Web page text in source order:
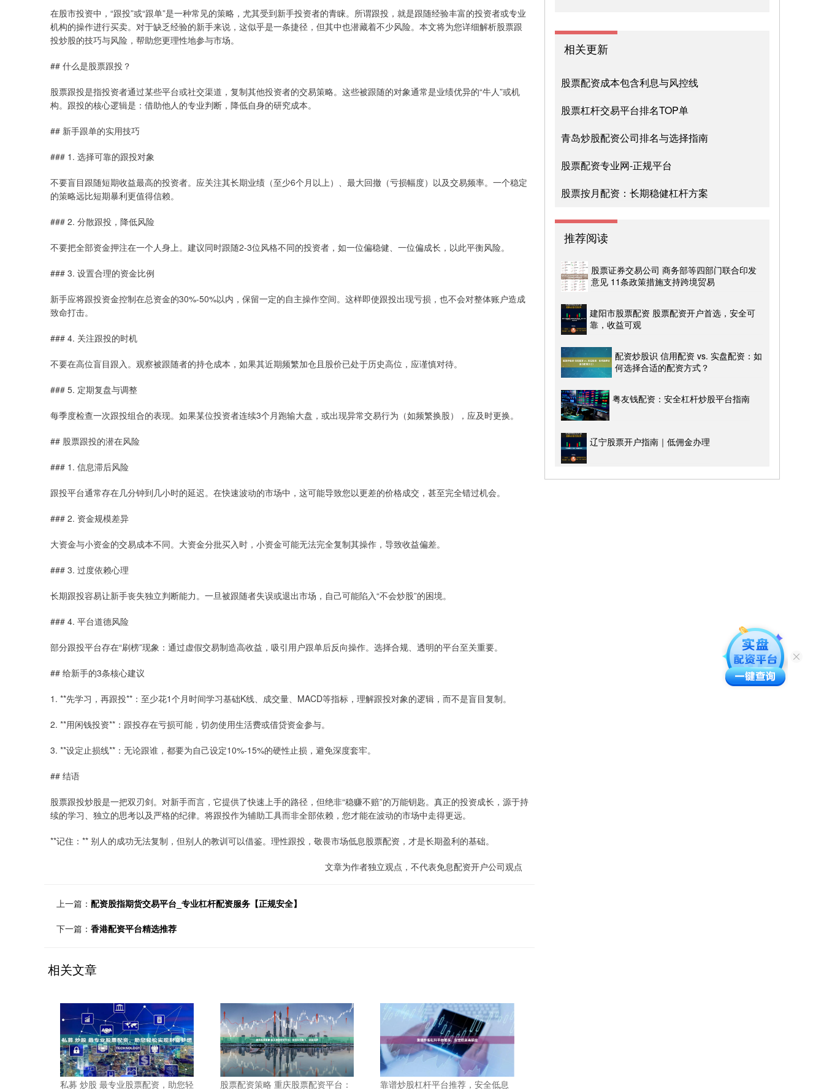
在股市投资中，“跟投”或“跟单”是一种常见的策略，尤其受到新手投资者的青睐。所谓跟投，就是跟随经验丰富的投资者或专业
机构的操作进行买卖。对于缺乏经验的新手来说，这似乎是一条捷径，但其中也潜藏着不少风险。本文将为您详细解析股票跟
投炒股的技巧与风险，帮助您更理性地参与市场。
## 什么是股票跟投？
股票跟投是指投资者通过某些平台或社交渠道，复制其他投资者的交易策略。这些被跟随的对象通常是业绩优异的“牛人”或机
构。跟投的核心逻辑是：借助他人的专业判断，降低自身的研究成本。
## 新手跟单的实用技巧
### 1. 选择可靠的跟投对象
不要盲目跟随短期收益最高的投资者。应关注其长期业绩（至少6个月以上）、最大回撤（亏损幅度）以及交易频率。一个稳定
的策略远比短期暴利更值得信赖。
### 2. 分散跟投，降低风险
不要把全部资金押注在一个人身上。建议同时跟随2-3位风格不同的投资者，如一位偏稳健、一位偏成长，以此平衡风险。
### 3. 设置合理的资金比例
新手应将跟投资金控制在总资金的30%-50%以内，保留一定的自主操作空间。这样即使跟投出现亏损，也不会对整体账户造成
致命打击。
### 4. 关注跟投的时机
不要在高位盲目跟入。观察被跟随者的持仓成本，如果其近期频繁加仓且股价已处于历史高位，应谨慎对待。
### 5. 定期复盘与调整
每季度检查一次跟投组合的表现。如果某位投资者连续3个月跑输大盘，或出现异常交易行为（如频繁换股），应及时更换。
## 股票跟投的潜在风险
### 1. 信息滞后风险
跟投平台通常存在几分钟到几小时的延迟。在快速波动的市场中，这可能导致您以更差的价格成交，甚至完全错过机会。
### 2. 资金规模差异
大资金与小资金的交易成本不同。大资金分批买入时，小资金可能无法完全复制其操作，导致收益偏差。
### 3. 过度依赖心理
长期跟投容易让新手丧失独立判断能力。一旦被跟随者失误或退出市场，自己可能陷入“不会炒股”的困境。
### 4. 平台道德风险
部分跟投平台存在“刷榜”现象：通过虚假交易制造高收益，吸引用户跟单后反向操作。选择合规、透明的平台至关重要。
## 给新手的3条核心建议
1. **先学习，再跟投**：至少花1个月时间学习基础K线、成交量、MACD等指标，理解跟投对象的逻辑，而不是盲目复制。
2. **用闲钱投资**：跟投存在亏损可能，切勿使用生活费或借贷资金参与。
3. **设定止损线**：无论跟谁，都要为自己设定10%-15%的硬性止损，避免深度套牢。
## 结语
股票跟投炒股是一把双刃剑。对新手而言，它提供了快速上手的路径，但绝非“稳赚不赔”的万能钥匙。真正的投资成长，源于持
续的学习、独立的思考以及严格的纪律。将跟投作为辅助工具而非全部依赖，您才能在波动的市场中走得更远。
**记住：** 别人的成功无法复制，但别人的教训可以借鉴。理性跟投，敬畏市场低息股票配资，才是长期盈利的基础。
文章为作者独立观点，不代表免息配资开户公司观点
上一篇： 配资股指期货交易平台_专业杠杆配资服务【正规安全】
下一篇： 香港配资平台精选推荐
相关文章
私募 炒股 最专业股票配资，助您轻 股票配资策略 重庆股票配资平台： 靠谱炒股杠杆平台推荐，安全低息
相关更新
股票配资成本包含利息与风控线
股票杠杆交易平台排名TOP单
青岛炒股配资公司排名与选择指南
股票配资专业网-正规平台
股票按月配资：长期稳健杠杆方案
推荐阅读
股票证券交易公司 商务部等四部门联合印发
意见 11条政策措施支持跨境贸易
建阳市股票配资 股票配资开户首选，安全可
靠，收益可观
配资炒股识 信用配资 vs. 实盘配资：如
何选择合适的配资方式？
粤友钱配资：安全杠杆炒股平台指南
辽宁股票开户指南｜低佣金办理